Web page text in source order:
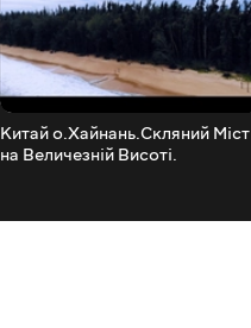
Китай о.Хайнань.Скляний Міст
на Величезній Висоті.